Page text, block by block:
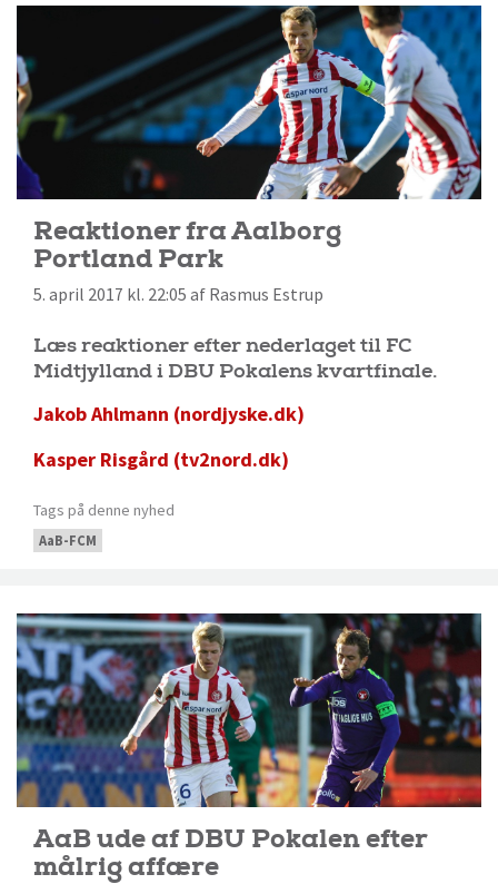
Reaktioner fra Aalborg
Portland Park
5. april 2017 kl. 22:05 af Rasmus Estrup
Læs reaktioner efter nederlaget til FC
Midtjylland i DBU Pokalens kvartfinale.
Jakob Ahlmann (nordjyske.dk)
Kasper Risgård (tv2nord.dk)
Tags på denne nyhed
AaB-FCM
AaB ude af DBU Pokalen efter
målrig affære